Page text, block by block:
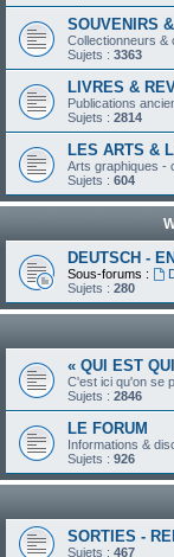
SOUVENIRS
Collectionneurs &
Sujets : 3363
LIVRES &
Publications
Sujets : 2814
LES ARTS &
Arts graphiques -
Sujets : 604
DEUTSCH -
Sous-forums :
Sujets : 280
« QUI EST
C'est ici qu'on se
Sujets : 2846
LE FORUM
Informations &
Sujets : 926
SORTIES -
Sujets : 467